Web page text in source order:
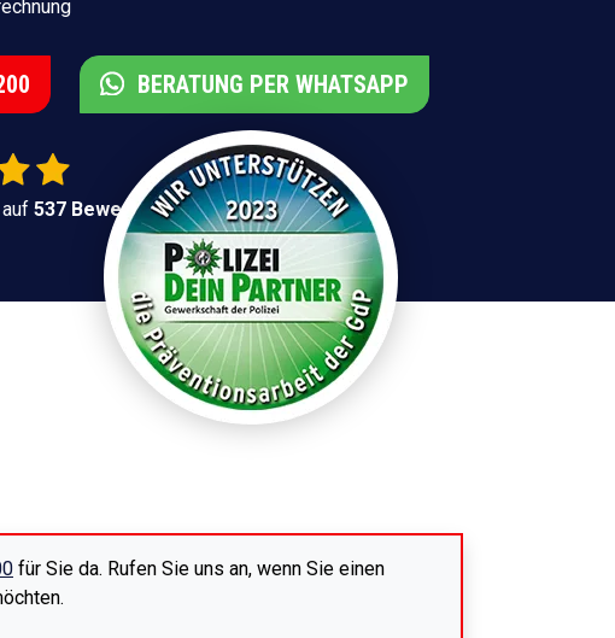
BERATUNG PER WHATSAPP
537 Bewertungen
für Sie da. Rufen Sie uns an, wenn Sie einen